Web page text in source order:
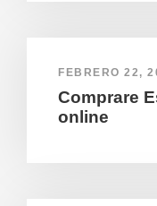
FEBRERO 22,
Comprare
online